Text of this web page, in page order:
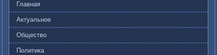
Главная
Актуальное
Общество
Политика